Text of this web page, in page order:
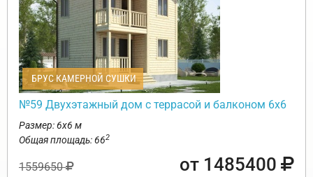
БРУС КАМЕРНОЙ СУШКИ
№59 Двухэтажный дом с террасой и балконом 6х6
Размер: 6х6 м
Общая площадь: 662
1559650 от 1485400